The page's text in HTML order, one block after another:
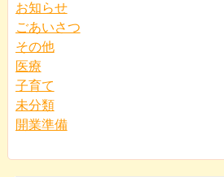
お知らせ
ごあいさつ
その他
医療
子育て
未分類
開業準備